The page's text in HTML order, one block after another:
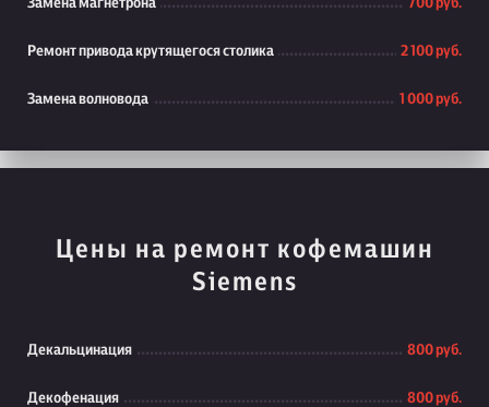
Замена магнетрона 700 руб.
Ремонт привода крутящегося столика 2 100 руб.
Замена волновода 1 000 руб.
Цены на ремонт кофемашин
Siemens
Декальцинация 800 руб.
Декофенация 800 руб.